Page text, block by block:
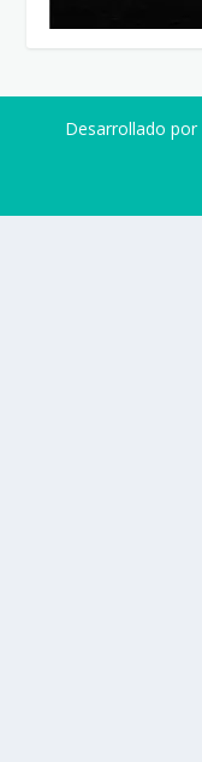
Desarrollado por